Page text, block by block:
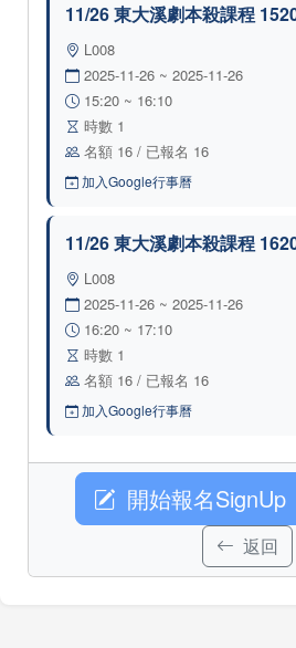
11/26 東大溪劇本殺課程
L008
2025-11-26 ~ 2025-11-26
15:20 ~ 16:10
時數 1
名額 16 / 已報名 16
加入Google行事曆
11/26 東大溪劇本殺課程
L008
2025-11-26 ~ 2025-11-26
16:20 ~ 17:10
時數 1
名額 16 / 已報名 16
加入Google行事曆
開始報名SignUp
返回